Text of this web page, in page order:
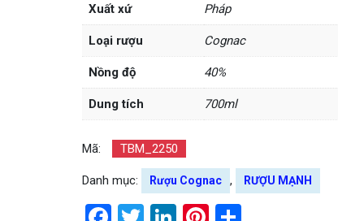
Xuất xứ Pháp
Loại rượu Cognac
Nồng độ 40%
Dung tích 700ml
Mã: TBM_2250
Danh mục: Rượu Cognac , RƯỢU MẠNH